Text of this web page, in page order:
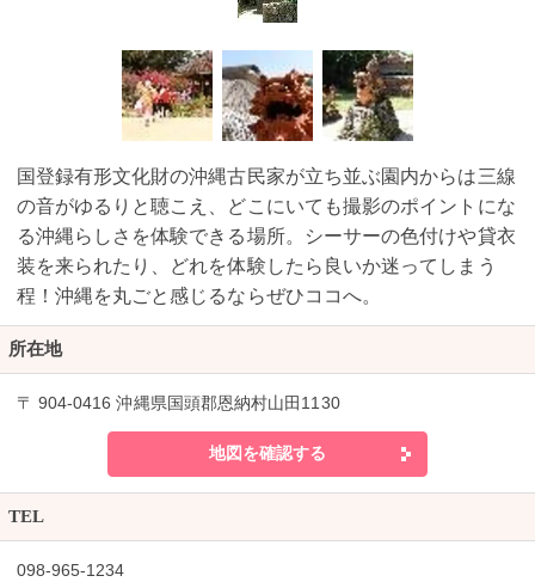
国登録有形文化財の沖縄古民家が立ち並ぶ園内からは三線
の音がゆるりと聴こえ、どこにいても撮影のポイントにな
る沖縄らしさを体験できる場所。シーサーの色付けや貸衣
装を来られたり、どれを体験したら良いか迷ってしまう
程！沖縄を丸ごと感じるならぜひココへ。
所在地
〒 904-0416 沖縄県国頭郡恩納村山田1130
地図を確認する
TEL
098-965-1234